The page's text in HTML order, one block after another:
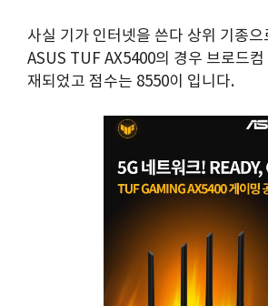
사실 기가 인터넷을 쓴다 상위 기종
ASUS TUF AX5400의 경우 브로드
재되었고 점수는 8550이 입니다.